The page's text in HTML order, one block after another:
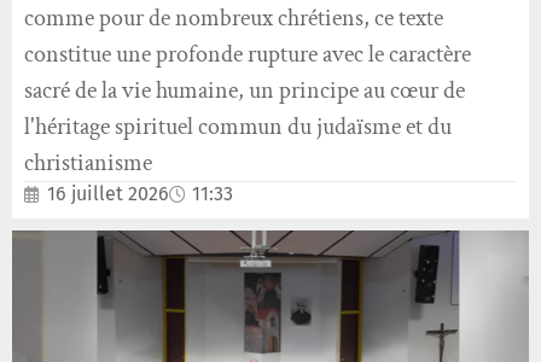
comme pour de nombreux chrétiens, ce texte
constitue une profonde rupture avec le caractère
sacré de la vie humaine, un principe au cœur de
l'héritage spirituel commun du judaïsme et du
christianisme
16 juillet 2026 11:33